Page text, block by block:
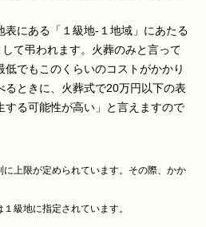
にある「１級地-１地域」にあたる
て弔われます。火葬のみと言って
低でもこのくらいのコストがかかり
るときに、火葬式で20万円以下の表
する可能性が高い」と言えますので
上限が定められています。その際、かか
級地に指定されています。